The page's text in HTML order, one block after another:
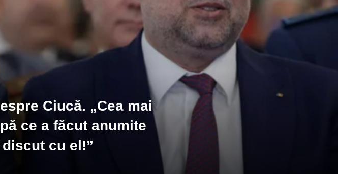
Ciucă. „Cea mai
ce a făcut anumite
cu el!”